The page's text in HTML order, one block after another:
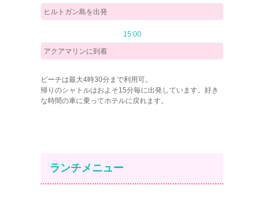
ヒルトガン島を出発
15:00
アクアマリンに到着
ビーチは最大4時30分まで利用可。
帰りのシャトルはおよそ15分毎に出発しています。好き
な時間の車に乗ってホテルに戻れます。
ランチメニュー